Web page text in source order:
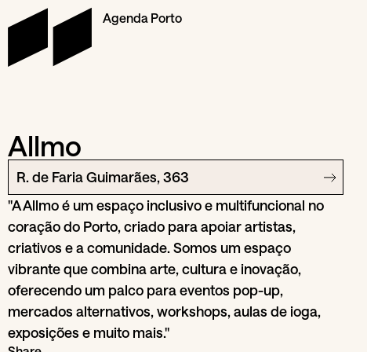
Agenda Porto
Allmo
R. de Faria Guimarães, 363
"A Allmo é um espaço inclusivo e multifuncional no
coração do Porto, criado para apoiar artistas,
criativos e a comunidade. Somos um espaço
vibrante que combina arte, cultura e inovação,
oferecendo um palco para eventos pop-up,
mercados alternativos, workshops, aulas de ioga,
exposições e muito mais."